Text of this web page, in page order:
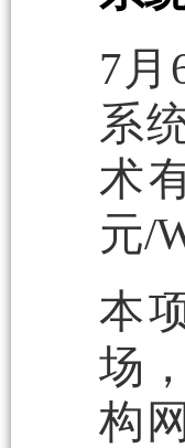
7月
系
术
元/
本
场
构